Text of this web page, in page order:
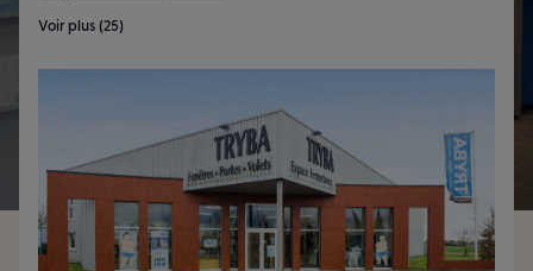
Voir plus (25)